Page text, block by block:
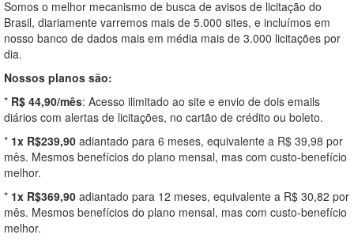
Somos o melhor mecanismo de busca de avisos de licitação do
Brasil, diariamente varremos mais de 5.000 sites, e incluímos em
nosso banco de dados mais em média mais de 3.000 licitações por
dia.
Nossos planos são:
* R$ 44,90/mês: Acesso ilimitado ao site e envio de dois emails
diários com alertas de licitações, no cartão de crédito ou boleto.
* 1x R$239,90 adiantado para 6 meses, equivalente a R$ 39,98 por
mês. Mesmos benefícios do plano mensal, mas com custo-benefício
melhor.
* 1x R$369,90 adiantado para 12 meses, equivalente a R$ 30,82 por
mês. Mesmos benefícios do plano mensal, mas com custo-benefício
melhor.